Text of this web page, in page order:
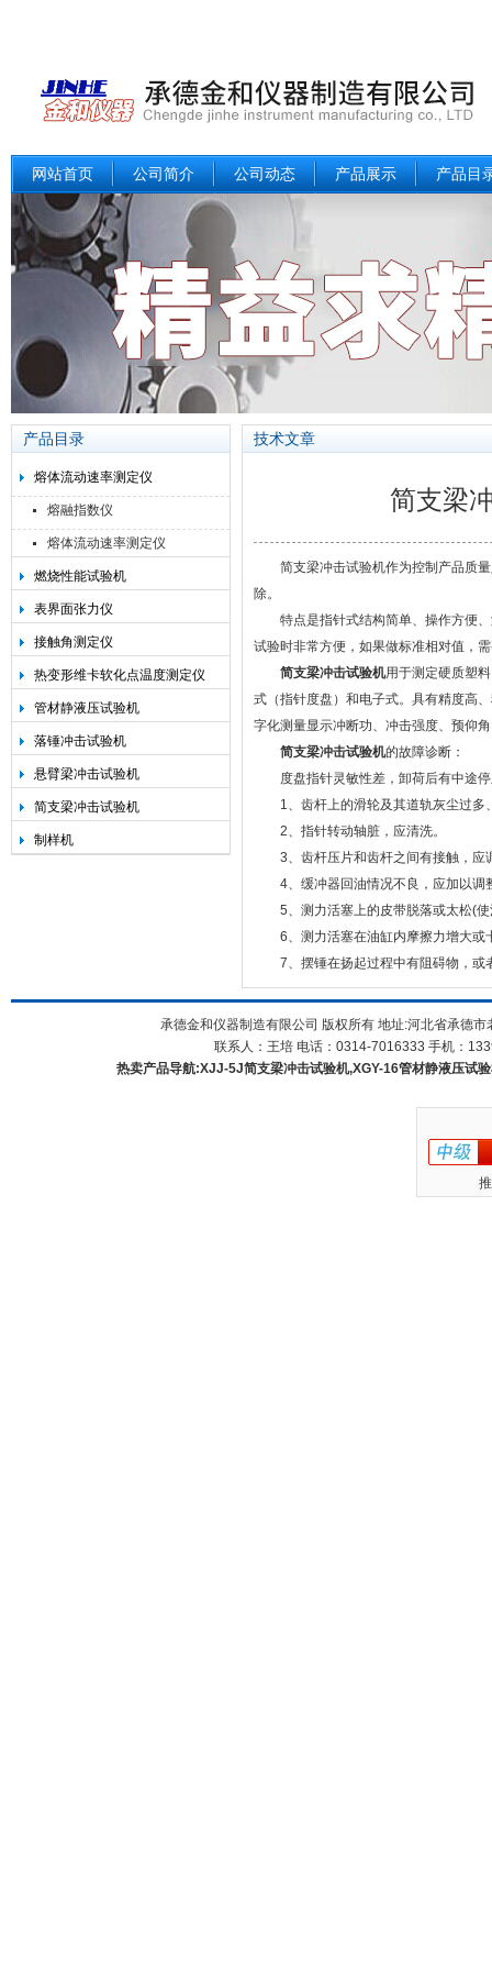
网站首页 公司简介 公司动态 产品展示 产品目
产品目录
熔体流动速率测定仪
熔融指数仪
熔体流动速率测定仪
燃烧性能试验机
表界面张力仪
接触角测定仪
热变形维卡软化点温度测定仪
管材静液压试验机
落锤冲击试验机
悬臂梁冲击试验机
简支梁冲击试验机
制样机
技术文章
简支梁
简支梁冲击试验机作为控制产品质量
除。
特点是指针式结构简单、操作方便、
试验时非常方便，如果做标准相对值，
简支梁冲击试验机用于测定硬质塑
式（指针度盘）和电子式。具有精度高
字化测量显示冲断功、冲击强度、预仰
简支梁冲击试验机的故障诊断：
度盘指针灵敏性差，卸荷后有中途停
1、齿杆上的滑轮及其道轨灰尘过多
2、指针转动轴脏，应清洗。
3、齿杆压片和齿杆之间有接触，应
4、缓冲器回油情况不良，应加以调
5、测力活塞上的皮带脱落或太松(使
6、测力活塞在油缸内摩擦力增大或
7、摆锤在扬起过程中有阻碍物，或
承德金和仪器制造有限公司 版权所有 地址:河北省承德市
联系人：王培 电话：0314-7016333 手机：
热卖产品导航:XJJ-5J简支梁冲击试验机,XGY-16管材静液压试